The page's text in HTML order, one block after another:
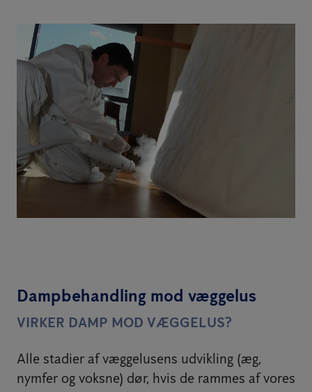
Dampbehandling mod væggelus
VIRKER DAMP MOD VÆGGELUS?
Alle stadier af væggelusens udvikling (æg,
nymfer og voksne) dør, hvis de rammes af vores